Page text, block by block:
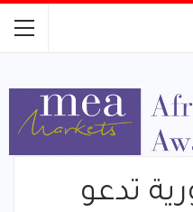
تدعو